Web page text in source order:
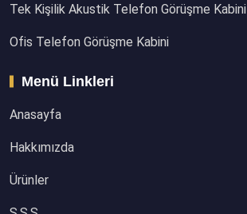
Tek Kişilik Akustik Telefon Görüşme Kabini
Ofis Telefon Görüşme Kabini
Menü Linkleri
Anasayfa
Hakkımızda
Ürünler